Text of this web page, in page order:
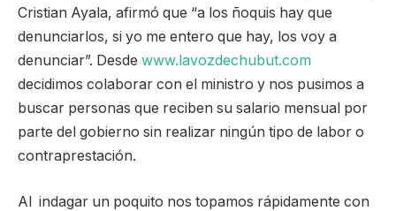
Cristian Ayala, afirmó que “a los ñoquis hay que
denunciarlos, si yo me entero que hay, los voy a
denunciar”. Desde www.lavozdechubut.com
decidimos colaborar con el ministro y nos pusimos a
buscar personas que reciben su salario mensual por
parte del gobierno sin realizar ningún tipo de labor o
contraprestación.
Al indagar un poquito nos topamos rápidamente con